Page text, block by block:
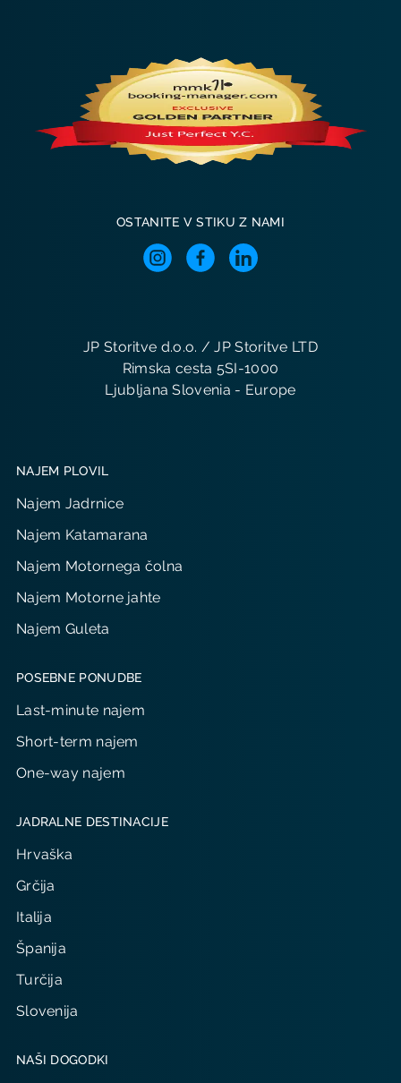
OSTANITE V STIKU Z NAMI
JP Storitve d.o.o. / JP Storitve LTD
Rimska cesta 5SI-1000
Ljubljana Slovenia - Europe
NAJEM PLOVIL
Najem Jadrnice
Najem Katamarana
Najem Motornega čolna
Najem Motorne jahte
Najem Guleta
POSEBNE PONUDBE
Last-minute najem
Short-term najem
One-way najem
JADRALNE DESTINACIJE
Hrvaška
Grčija
Italija
Španija
Turčija
Slovenija
NAŠI DOGODKI